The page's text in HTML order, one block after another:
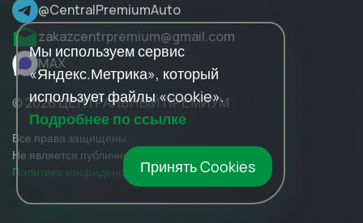
@CentralPremiumAuto
zakazcentrpremium@gmail.com
MAX
© 2026 ЦЕНТРАЛЬНЫЙ ПРЕМИУМ
Все права защищены.
Не является публичной офертой.
Политика конфиденциальности
Мы используем сервис
«Яндекс.Метрика», который
использует файлы «cookie».
Подробнее по ссылке
Принять Cookies